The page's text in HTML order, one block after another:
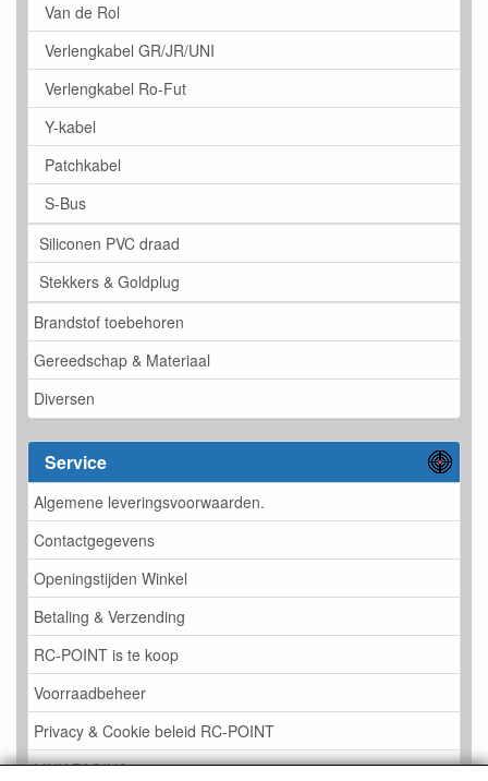
Van de Rol
Verlengkabel GR/JR/UNI
Verlengkabel Ro-Fut
Y-kabel
Patchkabel
S-Bus
Siliconen PVC draad
Stekkers & Goldplug
Brandstof toebehoren
Gereedschap & Materiaal
Diversen
Service
Algemene leveringsvoorwaarden.
Contactgegevens
Openingstijden Winkel
Betaling & Verzending
RC-POINT is te koop
Voorraadbeheer
Privacy & Cookie beleid RC-POINT
LINK PAGINA